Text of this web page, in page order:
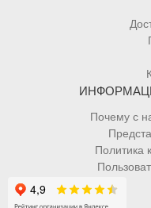
Почему с
Политика